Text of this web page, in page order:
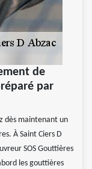
de
par
dès maintenant un
À Saint Ciers D
SOS Gouttières
les gouttières